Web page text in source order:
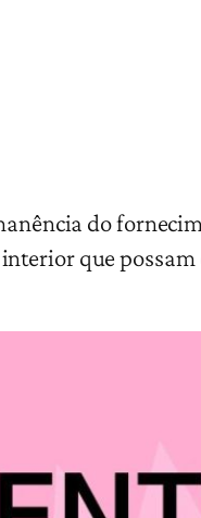
do
que possam